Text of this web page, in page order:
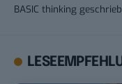
BASIC thinking